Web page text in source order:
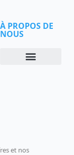
À PROPOS DE
NOUS
et nos